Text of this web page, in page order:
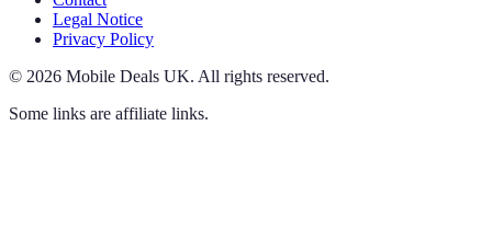
Legal Notice
Privacy Policy
© 2026 Mobile Deals UK. All rights reserved.
Some links are affiliate links.